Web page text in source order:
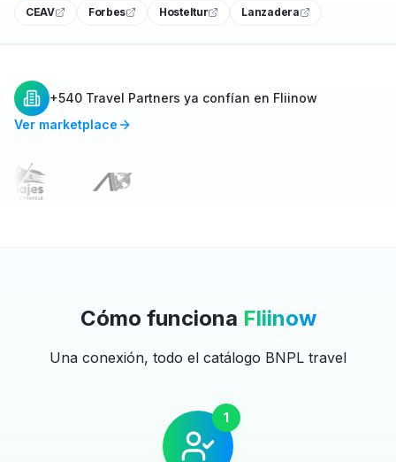
CEAV Forbes Hosteltur Lanzadera
+540 Travel Partners ya confían en Fliinow
Ver marketplace
Cómo funciona Fliinow
Una conexión, todo el catálogo BNPL travel
1